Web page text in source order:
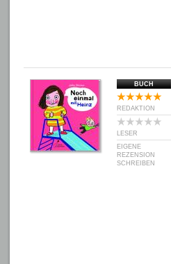
BUCH
REDAKTION
LESER
EIGENE
REZENSION
SCHREIBEN